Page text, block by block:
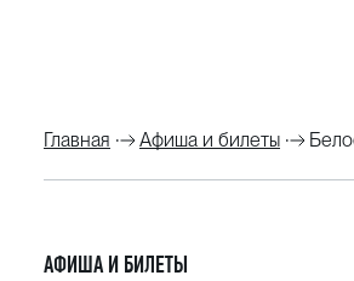
Главная Афиша и билеты
АФИША И БИЛЕТЫ